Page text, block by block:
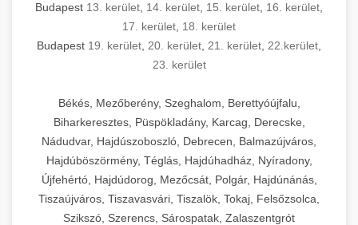
Budapest 13. kerület 14. kerület 15. kerület 16. kerület
17. kerület 18. kerület
Budapest 19. kerület 20. kerület 21. kerület 22.kerület
23. kerület
Békés, Mezőberény, Szeghalom, Berettyóújfalu,
Biharkeresztes, Püspökladány, Karcag, Derecske,
Nádudvar, Hajdúszoboszló, Debrecen, Balmazújváros,
Hajdúböszörmény, Téglás, Hajdúhadház, Nyíradony,
Újfehértó, Hajdúdorog, Mezőcsát, Polgár, Hajdúnánás,
Tiszaújváros, Tiszavasvári, Tiszalök, Tokaj, Felsőzsolca,
Szikszó, Szerencs, Sárospatak, Zalaszentgrót